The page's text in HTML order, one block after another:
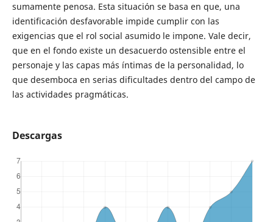
sumamente penosa. Esta situación se basa en que, una
identificación desfavorable impide cumplir con las
exigencias que el rol social asumido le impone. Vale decir,
que en el fondo existe un desacuerdo ostensible entre el
personaje y las capas más íntimas de la personalidad, lo
que desemboca en serias dificultades dentro del campo de
las actividades pragmáticas.
Descargas